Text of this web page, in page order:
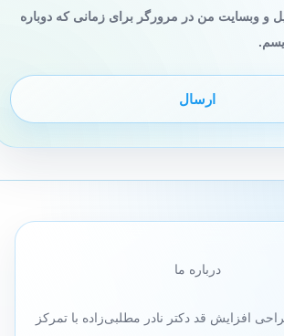
و وبسایت من در مرورگر برای زمانی که دوباره
درباره ما
افزایش قد دکتر نادر مطلبی‌زاده با تمرکز